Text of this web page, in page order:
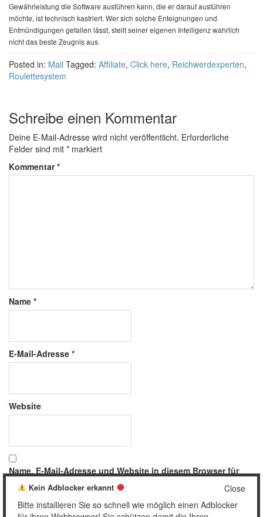
Gewährleistung die Software ausführen kann, die er darauf ausführen
möchte, ist technisch kastriert. Wer sich solche Enteignungen und
Entmündigungen gefallen lässt, stellt seiner eigenen Intelligenz wahrlich
nicht das beste Zeugnis aus.
Posted in: Mail Tagged: Affiliate, Click here, Reichwerdexperten,
Roulettesystem
Schreibe einen Kommentar
Deine E-Mail-Adresse wird nicht veröffentlicht. Erforderliche
Felder sind mit * markiert
Kommentar*
Name *
E-Mail-Adresse *
Website
Name, E-Mail-Adresse und Website in diesem Browser für
meinen nächsten Kommentar speichern.
Close
Kein Adblocker erkannt
Bitte installieren Sie so schnell wie möglich einen Adblocker